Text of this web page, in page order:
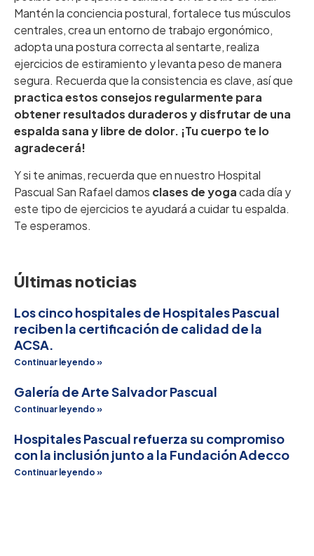
Mantén la conciencia postural, fortalece tus músculos
centrales, crea un entorno de trabajo ergonómico,
adopta una postura correcta al sentarte, realiza
ejercicios de estiramiento y levanta peso de manera
segura. Recuerda que la consistencia es clave, así que
practica estos consejos regularmente para
obtener resultados duraderos y disfrutar de una
espalda sana y libre de dolor. ¡Tu cuerpo te lo
agradecerá!
Y si te animas, recuerda que en nuestro Hospital
Pascual San Rafael damos clases de yogacada día y
este tipo de ejercicios te ayudará a cuidar tu espalda.
Te esperamos.
Últimas noticias
Los cinco hospitales de Hospitales Pascual
reciben la certificación de calidad de la
ACSA.
Continuar leyendo »
Galería de Arte Salvador Pascual
Continuar leyendo »
Hospitales Pascual refuerza su compromiso
con la inclusión junto a la Fundación Adecco
Continuar leyendo »